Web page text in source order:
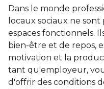
Dans le monde
locaux sociaux ne
espaces fonctionnels.
bien-être et de repos,
motivation et la
tant qu'employeur,
d'offrir des conditions